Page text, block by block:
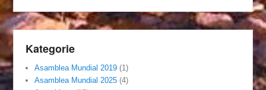
Kategorie
Asamblea Mundial 2019 (1)
Asamblea Mundial 2025 (4)